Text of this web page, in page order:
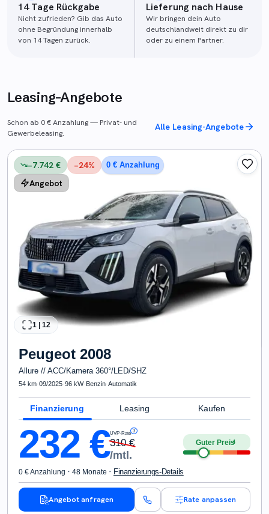
14 Tage Rückgabe
Nicht zufrieden? Gib das Auto
ohne Begründung innerhalb
von 14 Tagen zurück.
Lieferung nach Hause
Wir bringen dein Auto
deutschlandweit direkt zu dir
oder zu einem Partner.
Leasing-Angebote
Schon ab 0 € Anzahlung — Privat- und
Gewerbeleasing.
Alle Leasing-Angebote
−7.742 € −24% 0 € Anzahlung
Angebot
1 | 12
Peugeot 2008
Allure // ACC/Kamera 360°/LED/SHZ
54 km·09/2025·96 kW· Benzin·Automatik
Finanzierung Leasing Kaufen
232 €UVP-Rate 3
310€
/mtl.
Guter Preis4
0 € Anzahlung · 48 Monate · Finanzierungs-Details
Angebot anfragen Rate anpassen